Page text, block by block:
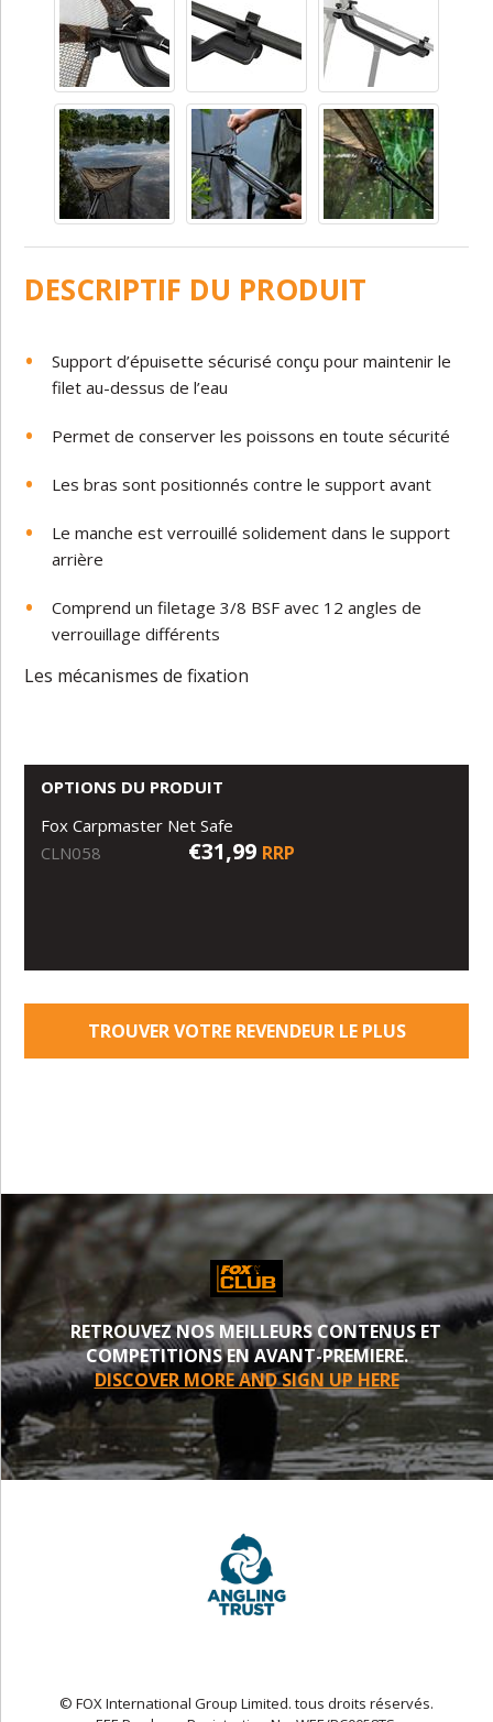
DESCRIPTIF DU PRODUIT
Support d’épuisette sécurisé conçu pour maintenir le
filet au-dessus de l’eau
Permet de conserver les poissons en toute sécurité
Les bras sont positionnés contre le support avant
Le manche est verrouillé solidement dans le support
arrière
Comprend un filetage 3/8 BSF avec 12 angles de
verrouillage différents
Les mécanismes de fixation
OPTIONS DU PRODUIT
Fox Carpmaster Net Safe
CLN058
€31,99 RRP
TROUVER VOTRE REVENDEUR LE PLUS
RETROUVEZ NOS MEILLEURS CONTENUS ET
COMPETITIONS EN AVANT-PREMIERE.
DISCOVER MORE AND SIGN UP HERE
© FOX International Group Limited. tous droits réservés.